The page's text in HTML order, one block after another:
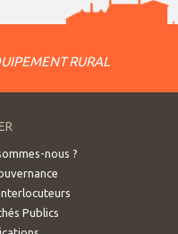
RURAL
nous ?
Publics